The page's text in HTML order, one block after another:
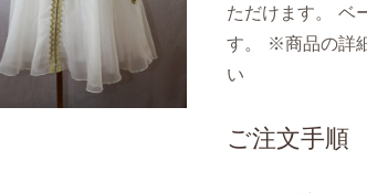
ただけます。 ベ
す。 ※商品の詳
い
ご注文手順